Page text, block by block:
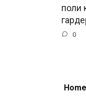
поли
0
Home